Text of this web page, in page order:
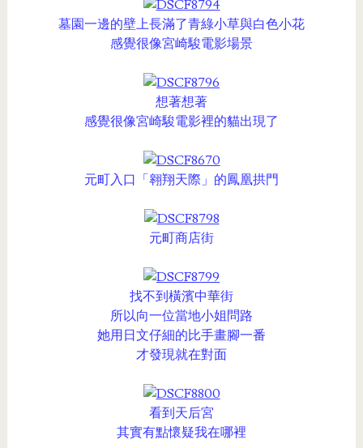
墓園一邊的壁上長滿了青綠小草與白色小花
感覺很像宮崎駿電影場景
想著想著
感覺很像宮崎駿電影裡的貓出現了
元町入口「翱翔天際」的鳳凰拱門
元町商店街
找不到橫濱中華街
所以向一位當地小姐問路
她用日文仔細的比手畫腳一番
才發現就在對面
看到天后宮
其實有點懷疑我在哪裡